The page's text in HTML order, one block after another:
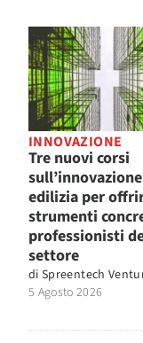
INNOVAZIONE
Tre nuovi corsi
edilizia per
strumenti
professionisti
settore
di Spreentech
5 Agosto 2026